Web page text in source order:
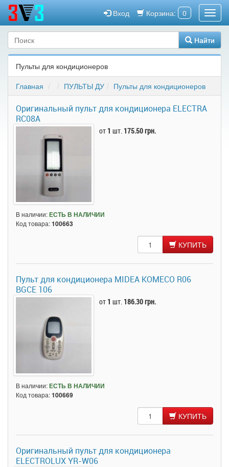
Корзина: 0
Вход
Найти
Пульты для кондиционеров
Главная
ПУЛЬТЫ ДУ Пульты для кондиционеров
Оригинальный пульт для кондиционера ELECTRA
RC08A
от 1 шт. 175.50 грн.
В наличии:ЕСТЬ В НАЛИЧИИ
Код товара:100663
КУПИТЬ
Пульт для кондиционера MIDEA KOMECO R06
BGCE 106
от 1 шт. 186.30 грн.
В наличии:ЕСТЬ В НАЛИЧИИ
Код товара:100669
КУПИТЬ
Оригинальный пульт для кондиционера
ELECTROLUX YR-W06